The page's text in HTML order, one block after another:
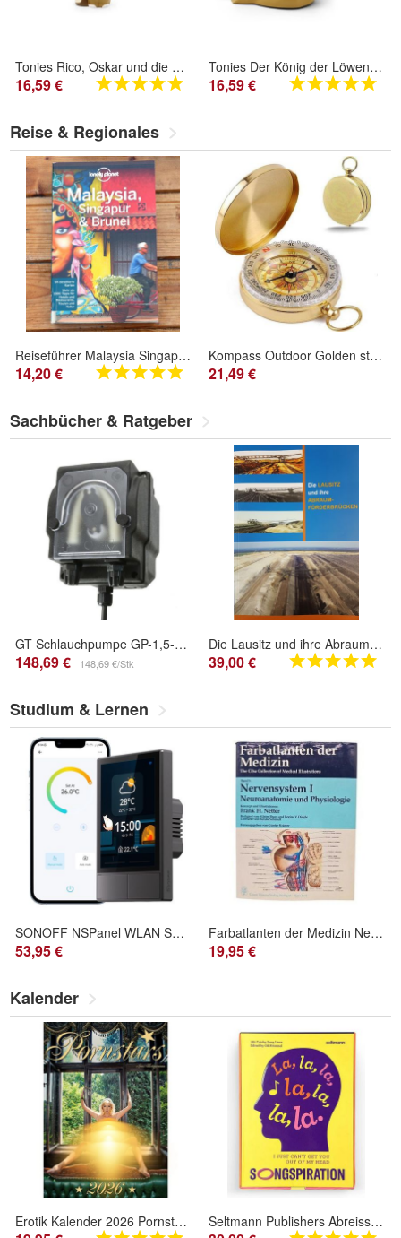
Tonies Rico, Oskar und die Tieferschatten ab 8 Jahren Hörspiel Figur
16,59 €
Tonies Der König der Löwen Disney Hörfigur ab 4 Jahren
16,59 €
Reise & Regionales
Reiseführer Malaysia Singapur Brunei - Lonely Planet - mit Karte - ISBN 9783829748049
14,20 €
Kompass Outdoor Golden stoßfest - Marschkompass wasserdicht
21,49 €
Sachbücher & Ratgeber
GT Schlauchpumpe GP-1,5-B Pool IP65 Set
148,69 € 148,69 €/Stk
Die Lausitz und ihre Abraumförderbrücken 1. Auflage
39,00 €
Studium & Lernen
SONOFF NSPanel WLAN Smart Wandschalter Touchscreen Thermostat Alexa Schwarz
53,95 €
Farbatlanten der Medizin Nervensystem 1 Neuroanatomie und Physiologie Thieme
19,95 €
Kalender
Erotik Kalender 2026 Pornstars Wandkalender DIN A3 Seltmann Publishers Abreisskalender Songspiration